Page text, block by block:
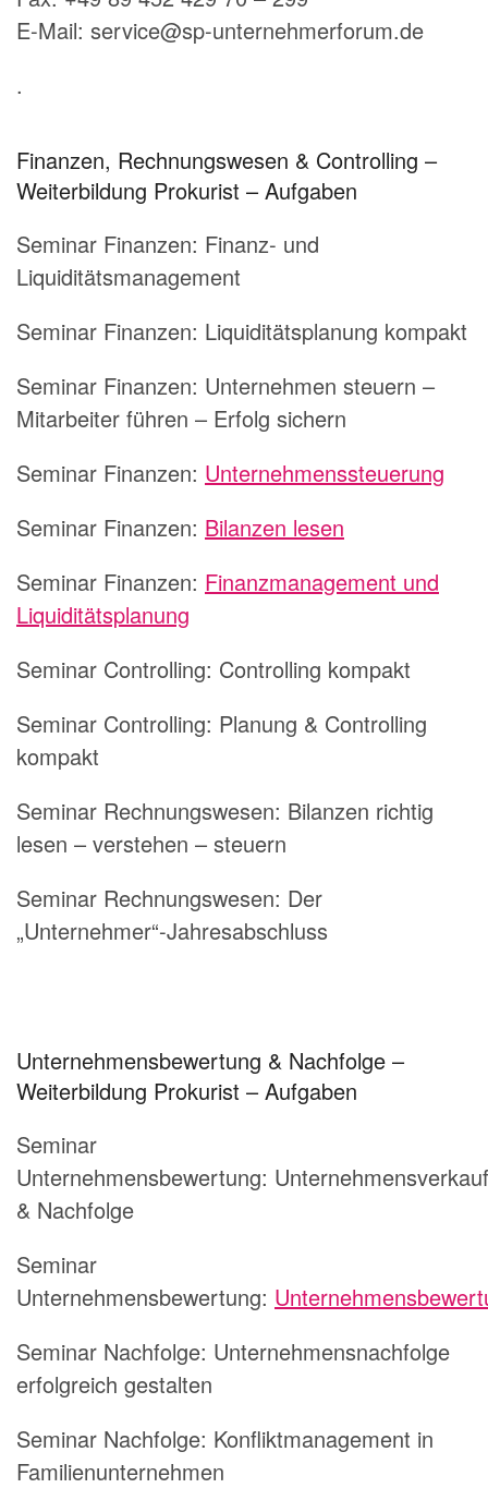
E-Mail: service@sp-unternehmerforum.de
.
Finanzen, Rechnungswesen & Controlling –
Weiterbildung Prokurist – Aufgaben
Seminar Finanzen: Finanz- und
Liquiditätsmanagement
Seminar Finanzen: Liquiditätsplanung kompakt
Seminar Finanzen: Unternehmen steuern –
Mitarbeiter führen – Erfolg sichern
Seminar Finanzen: Unternehmenssteuerung
Seminar Finanzen: Bilanzen lesen
Seminar Finanzen: Finanzmanagement und
Liquiditätsplanung
Seminar Controlling: Controlling kompakt
Seminar Controlling: Planung & Controlling
kompakt
Seminar Rechnungswesen: Bilanzen richtig
lesen – verstehen – steuern
Seminar Rechnungswesen: Der
„Unternehmer“-Jahresabschluss
Unternehmensbewertung & Nachfolge –
Weiterbildung Prokurist – Aufgaben
Seminar
Unternehmensbewertung: Unternehmensverkauf
& Nachfolge
Seminar
Unternehmensbewertung:
Seminar Nachfolge: Unternehmensnachfolge
erfolgreich gestalten
Seminar Nachfolge: Konfliktmanagement in
Familienunternehmen